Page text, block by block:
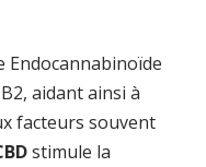
Endocannabinoïde
aidant ainsi à
facteurs souvent
stimule la